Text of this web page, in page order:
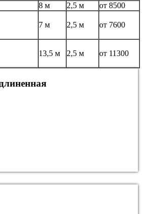
8 м 2,5 м
от 8500
7 м 2,5 м от 7600
13,5 м 2,5 м от 11300